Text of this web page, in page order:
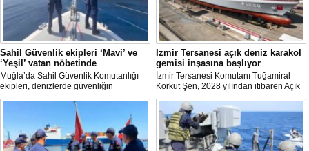
Sahil Güvenlik ekipleri ‘Mavi’ ve
‘Yeşil’ vatan nöbetinde
Muğla’da Sahil Güvenlik Komutanlığı
ekipleri, denizlerde güvenliğin
sağlanmasının yanı sıra yangın
sezonunda ormanların korunmasına
yönelik çalışmalara da destek veriyor.
İzmir Tersanesi açık deniz karakol
gemisi inşasına başlıyor
İzmir Tersanesi Komutanı Tuğamiral
Korkut Şen, 2028 yılından itibaren Açık
Deniz Karakol Gemisi (ADKG) inşasına
başlanmasının hedeflendiğini açıkladı.